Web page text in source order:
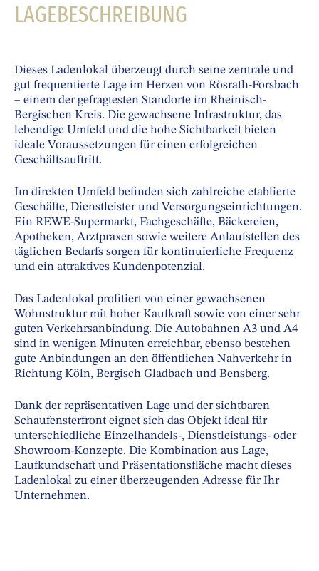
LAGEBESCHREIBUNG
Dieses Ladenlokal überzeugt durch seine zentrale und
gut frequentierte Lage im Herzen von Rösrath-Forsbach
– einem der gefragtesten Standorte im Rheinisch-
Bergischen Kreis. Die gewachsene Infrastruktur, das
lebendige Umfeld und die hohe Sichtbarkeit bieten
ideale Voraussetzungen für einen erfolgreichen
Geschäftsauftritt.
Im direkten Umfeld befinden sich zahlreiche etablierte
Geschäfte, Dienstleister und Versorgungseinrichtungen.
Ein REWE-Supermarkt, Fachgeschäfte, Bäckereien,
Apotheken, Arztpraxen sowie weitere Anlaufstellen des
täglichen Bedarfs sorgen für kontinuierliche Frequenz
und ein attraktives Kundenpotenzial.
Das Ladenlokal profitiert von einer gewachsenen
Wohnstruktur mit hoher Kaufkraft sowie von einer sehr
guten Verkehrsanbindung. Die Autobahnen A3 und A4
sind in wenigen Minuten erreichbar, ebenso bestehen
gute Anbindungen an den öffentlichen Nahverkehr in
Richtung Köln, Bergisch Gladbach und Bensberg.
Dank der repräsentativen Lage und der sichtbaren
Schaufensterfront eignet sich das Objekt ideal für
unterschiedliche Einzelhandels-, Dienstleistungs- oder
Showroom-Konzepte. Die Kombination aus Lage,
Laufkundschaft und Präsentationsfläche macht dieses
Ladenlokal zu einer überzeugenden Adresse für Ihr
Unternehmen.